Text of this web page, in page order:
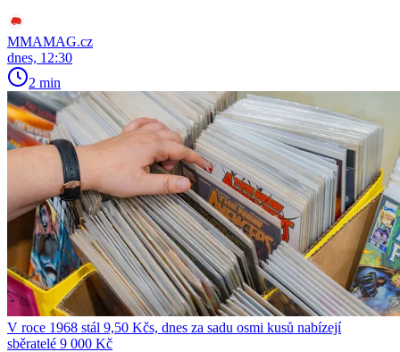
MMAMAG.cz
dnes, 12:30
2 min
V roce 1968 stál 9,50 Kčs, dnes za sadu osmi kusů nabízejí
sběratelé 9 000 Kč